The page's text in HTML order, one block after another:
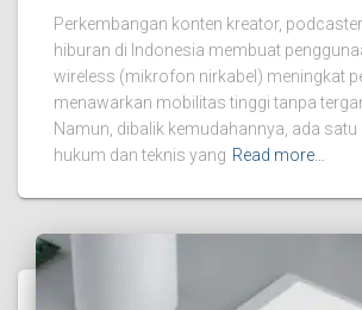
Perkembangan konten kreator,
hiburan di Indonesia membuat
wireless (mikrofon nirkabel) meningkat
menawarkan mobilitas tinggi tanpa
Namun, dibalik kemudahannya, ada satu
hukum dan teknis yang Read more…